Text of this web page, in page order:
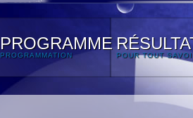
PROGRAMME
PROGRAMMATION POUR TOUT